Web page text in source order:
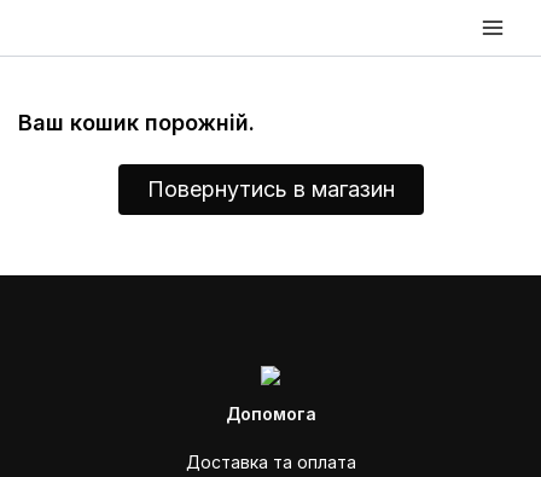
Main
Ваш кошик порожній.
Повернутись в магазин
Допомога
Доставка та оплата